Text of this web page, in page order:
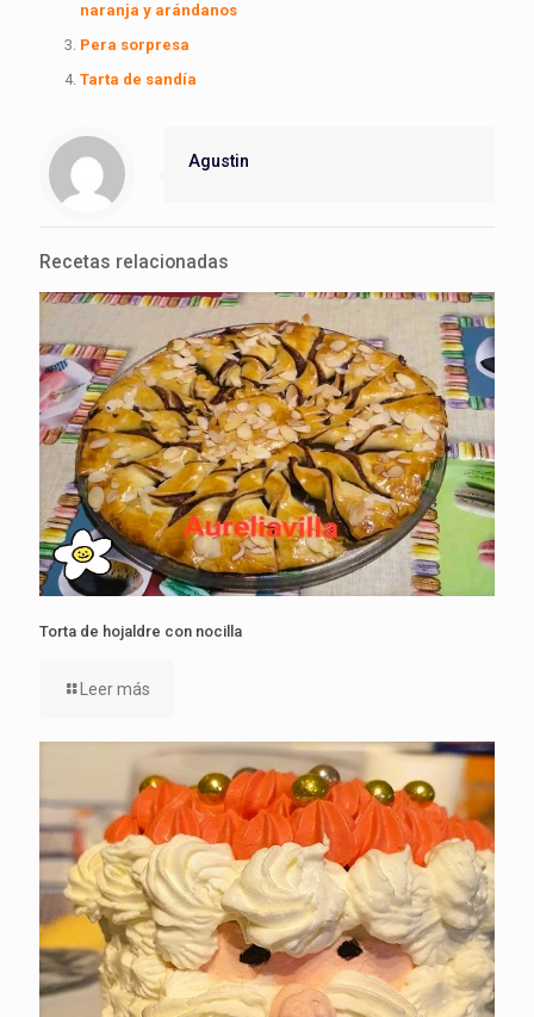
naranja y arándanos
Pera sorpresa
Tarta de sandía
Agustin
Recetas relacionadas
Torta de hojaldre con nocilla
Leer más